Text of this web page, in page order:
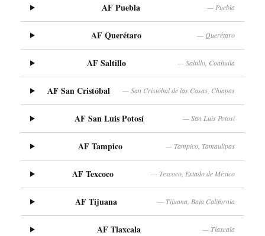
AF Puebla — Puebla
AF Querétaro — Querétaro
AF Saltillo — Saltillo, Coahuila
AF San Cristóbal — San Cristóbal de las Casas, Chiapas
AF San Luis Potosí — San Luis Potosí
AF Tampico — Tampico, Tamaulipas
AF Texcoco — Texcoco, Estado de México
AF Tijuana — Tijuana, Baja California
AF Tlaxcala — Tlaxcala